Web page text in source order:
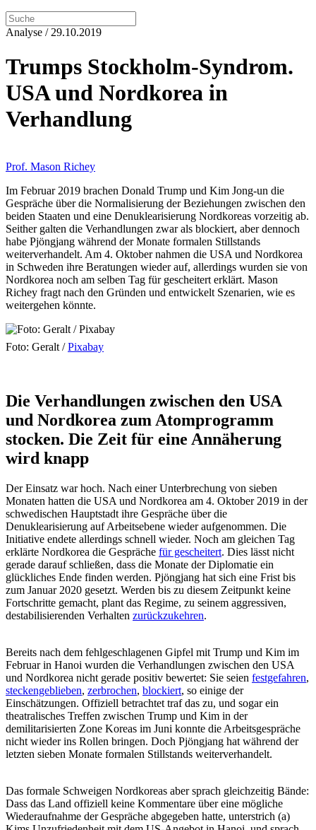
Analyse / 29.10.2019
Trumps Stockholm-Syndrom.
USA und Nordkorea in
Verhandlung
Prof. Mason Richey
Im Februar 2019 brachen Donald Trump und Kim Jong-un die
Gespräche über die Normalisierung der Beziehungen zwischen den
beiden Staaten und eine Denuklearisierung Nordkoreas vorzeitig ab.
Seither galten die Verhandlungen zwar als blockiert, aber dennoch
habe Pjöngjang während der Monate formalen Stillstands
weiterverhandelt. Am 4. Oktober nahmen die USA und Nordkorea
in Schweden ihre Beratungen wieder auf, allerdings wurden sie von
Nordkorea noch am selben Tag für gescheitert erklärt. Mason
Richey fragt nach den Gründen und entwickelt Szenarien, wie es
weitergehen könnte.
Foto: Geralt /Pixabay
Die Verhandlungen zwischen den USA
und Nordkorea zum Atomprogramm
stocken. Die Zeit für eine Annäherung
wird knapp
Der Einsatz war hoch. Nach einer Unterbrechung von sieben
Monaten hatten die USA und Nordkorea am 4. Oktober 2019 in der
schwedischen Hauptstadt ihre Gespräche über die
Denuklearisierung auf Arbeitsebene wieder aufgenommen. Die
Initiative endete allerdings schnell wieder. Noch am gleichen Tag
erklärte Nordkorea die Gespräche für gescheitert. Dies lässt nicht
gerade darauf schließen, dass die Monate der Diplomatie ein
glückliches Ende finden werden. Pjöngjang hat sich eine Frist bis
zum Januar 2020 gesetzt. Werden bis zu diesem Zeitpunkt keine
Fortschritte gemacht, plant das Regime, zu seinem aggressiven,
destabilisierenden Verhalten zurückzukehren.
Bereits nach dem fehlgeschlagenen Gipfel mit Trump und Kim im
Februar in Hanoi wurden die Verhandlungen zwischen den USA
und Nordkorea nicht gerade positiv bewertet: Sie seien festgefahren,
steckengeblieben, zerbrochen, blockiert, so einige der
Einschätzungen. Offiziell betrachtet traf das zu, und sogar ein
theatralisches Treffen zwischen Trump und Kim in der
demilitarisierten Zone Koreas im Juni konnte die Arbeitsgespräche
nicht wieder ins Rollen bringen. Doch Pjöngjang hat während der
letzten sieben Monate formalen Stillstands weiterverhandelt.
Das formale Schweigen Nordkoreas aber sprach gleichzeitig Bände:
Dass das Land offiziell keine Kommentare über eine mögliche
Wiederaufnahme der Gespräche abgegeben hatte, unterstrich (a)